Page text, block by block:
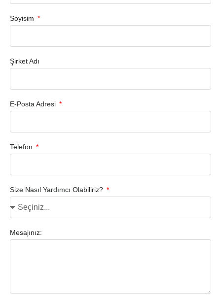
Soyisim
Şirket Adı
E-Posta Adresi
Telefon
Size Nasıl Yardımcı Olabiliriz?
Mesajınız: